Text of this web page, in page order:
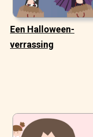
Een Halloween-
verrassing